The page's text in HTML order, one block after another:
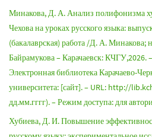
Минакова, Д. А. Анализ полифонизма
Чехова на уроках русского языка:
(бакалаврская) работа /Д. А. Минакова;
Байрамукова – Карачаевск: КЧГУ,2026.
Электронная библиотека Карачаево-
университета: [сайт]. – URL: http://
дд.мм.гггг). – Режим доступа: для
Хубиева, Д. И. Повышение